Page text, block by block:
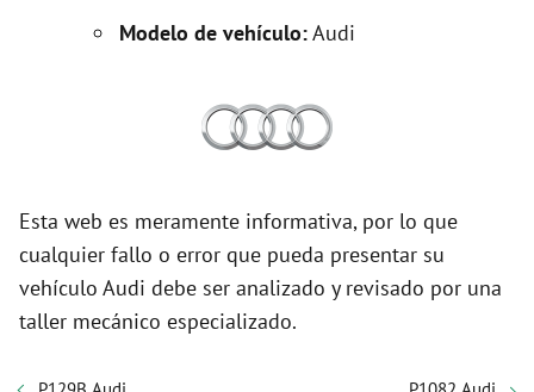
Modelo de vehículo:Audi
Esta web es meramente informativa, por lo que
cualquier fallo o error que pueda presentar su
vehículo Audi debe ser analizado y revisado por una
taller mecánico especializado.